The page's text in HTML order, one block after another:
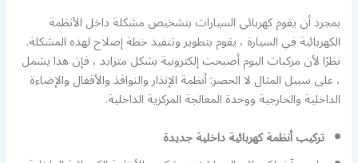
بمجرد أن يقوم كهربائي السيارات بتشخيص مشكلة داخل الأنظمة
الكهربائية في السيارة ، يقوم بتطوير وتنفيذ خطة إصلاح لهذه المشكلة.
نظرًا لأن مركبات اليوم أصبحت إلكترونية بشكل متزايد ، فإن هذا يشمل
، على سبيل المثال لا الحصر: أنظمة الإنذار والنوافذ والأقفال والإضاءة
الداخلية والخارجية ووحدة المعالجة المركزية الداخلية.
تركيب أنظمة كهربائية داخلية جديدة